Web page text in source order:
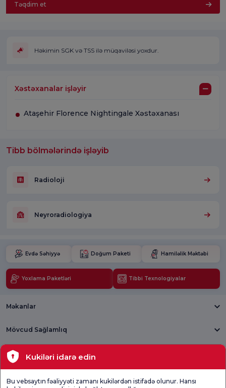
Təqdim et
Həkimin SGK və TSS ilə müqaviləsi yoxdur.
Xəstəxanalar işləyir
Ataşehir Florence Nightingale Xəstəxanası
Tibb bölmələrində işləyib
Radioloji
Neyroradiologiya
Evdə Səhiyyə Doğum Paketi Hamiləlik Məktəbi
Yoxlama Paketləri Tibbi Texnologiyalar
Məkanlar
Mövcud Sağlamlıq
Tibbi bölmələr
Ümumi
Məmnuniyyət
Məmnuniyyət
Sorğusunu
Promo
Kukiləri idarə edin
Bu vebsaytın fəaliyyəti zamanı kukilərdən istifadə olunur. Hansı